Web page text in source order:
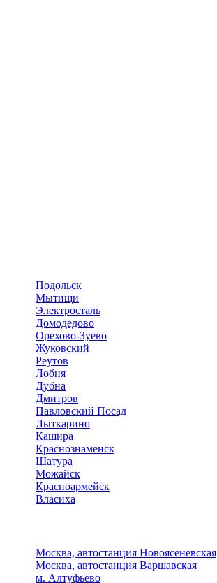
Подольск
Мытищи
Электросталь
Домодедово
Орехово-Зуево
Жуковский
Реутов
Лобня
Дубна
Дмитров
Павловский Посад
Лыткарино
Кашира
Краснознаменск
Шатура
Можайск
Красноармейск
Власиха
Москва, автостанция Новоясеневская
Москва, автостанция Варшавская
м. Алтуфьево